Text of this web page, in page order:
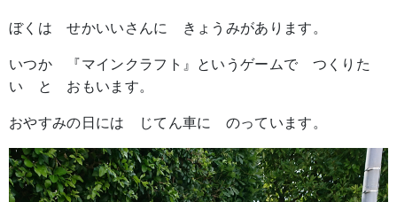
ぼくは せかいいさんに きょうみがあります。
いつか 『マインクラフト』というゲームで つくりた
い と おもいます。
おやすみの日には じてん車に のっています。